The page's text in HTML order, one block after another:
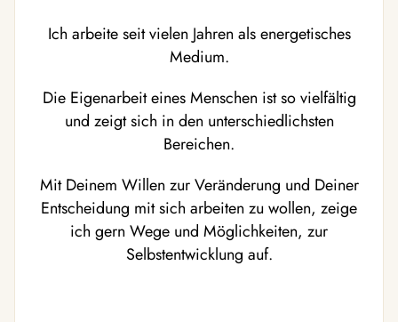
Ich arbeite seit vielen Jahren als energetisches
Medium.
Die Eigenarbeit eines Menschen ist so vielfältig
und zeigt sich in den unterschiedlichsten
Bereichen.
Mit Deinem Willen zur Veränderung und Deiner
Entscheidung mit sich arbeiten zu wollen, zeige
ich gern Wege und Möglichkeiten, zur
Selbstentwicklung auf.